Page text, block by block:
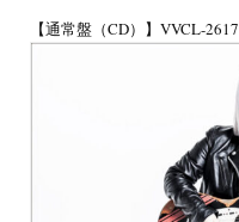
【通常盤（CD）】VVCL-2617